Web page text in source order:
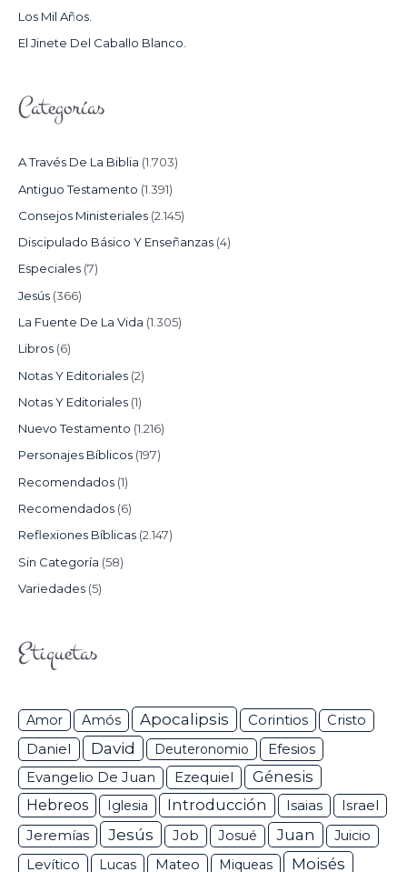
:Los Mil Años.
El Jinete Del Caballo Blanco.
Categorías
A Través De La Biblia (1.703)
Antiguo Testamento (1.391)
Consejos Ministeriales (2.145)
Discipulado Básico Y Enseñanzas (4)
Especiales (7)
Jesús (366)
La Fuente De La Vida (1.305)
Libros (6)
Notas Y Editoriales (2)
Notas Y Editoriales (1)
Nuevo Testamento (1.216)
Personajes Bíblicos (197)
Recomendados (1)
Recomendados (6)
Reflexiones Bíblicas (2.147)
Sin Categoría (58)
Variedades (5)
Etiquetas
Amor Amós Apocalipsis Corintios Cristo
Daniel David Deuteronomio Efesios
Evangelio De Juan Ezequiel
Génesis
Hebreos
Iglesia Introducción Isaias Israel
Jeremías Jesús Job Josué Juan
Juicio
Levítico
Lucas Mateo Miqueas Moisés